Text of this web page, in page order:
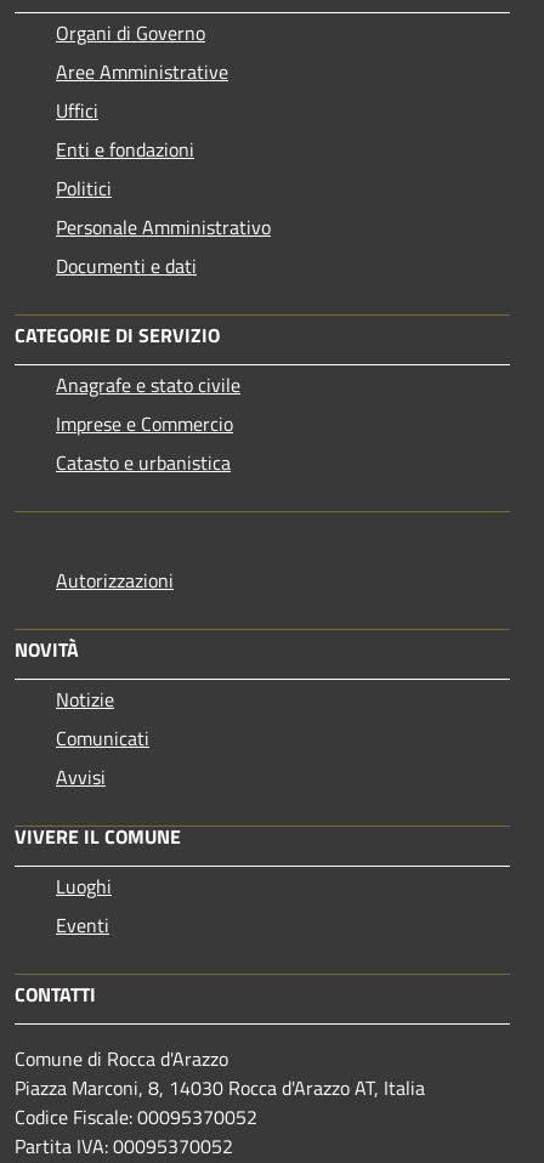
Organi di Governo
Aree Amministrative
Uffici
Enti e fondazioni
Politici
Personale Amministrativo
Documenti e dati
CATEGORIE DI SERVIZIO
Anagrafe e stato civile
Imprese e Commercio
Catasto e urbanistica
Autorizzazioni
NOVITÀ
Notizie
Comunicati
Avvisi
VIVERE IL COMUNE
Luoghi
Eventi
CONTATTI
Comune di Rocca d'Arazzo
Piazza Marconi, 8, 14030 Rocca d'Arazzo AT, Italia
Codice Fiscale: 00095370052
Partita IVA: 00095370052